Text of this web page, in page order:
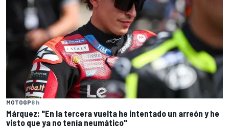
MOTOGP6 h
Márquez: "En la tercera vuelta he intentado un arreón y he
visto que ya no tenía neumático"